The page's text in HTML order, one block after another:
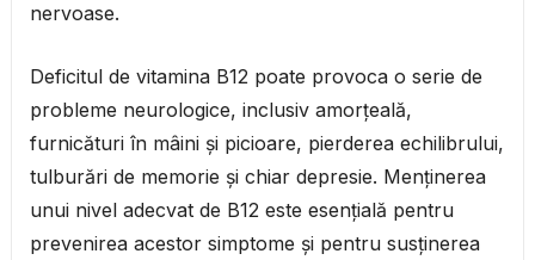
nervoase.
Deficitul de vitamina B12 poate provoca o serie de
probleme neurologice, inclusiv amorțeală,
furnicături în mâini și picioare, pierderea echilibrului,
tulburări de memorie și chiar depresie. Menținerea
unui nivel adecvat de B12 este esențială pentru
prevenirea acestor simptome și pentru susținerea